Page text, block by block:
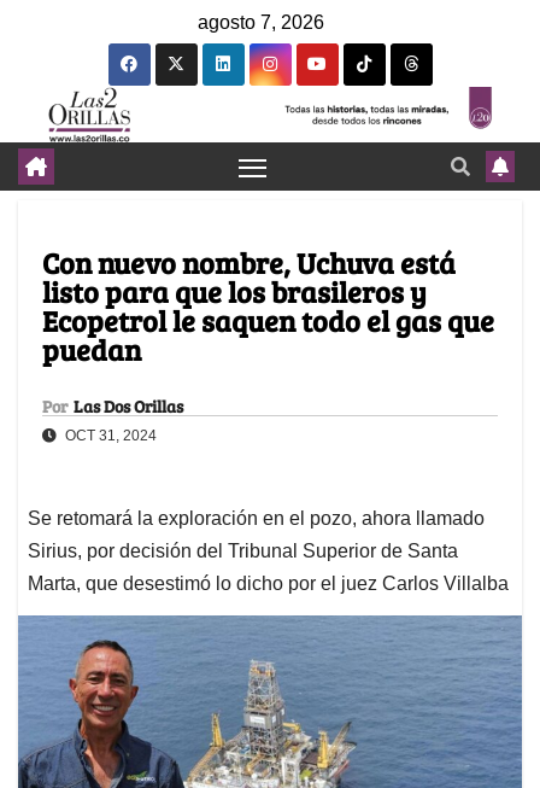
agosto 7, 2026
Con nuevo nombre, Uchuva está
listo para que los brasileros y
Ecopetrol le saquen todo el gas que
puedan
Por Las Dos Orillas
OCT 31, 2024
Se retomará la exploración en el pozo, ahora llamado
Sirius, por decisión del Tribunal Superior de Santa
Marta, que desestimó lo dicho por el juez Carlos Villalba